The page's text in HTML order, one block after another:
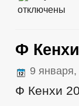
отключены
Ф Кенхи
9
Ф Кенхи